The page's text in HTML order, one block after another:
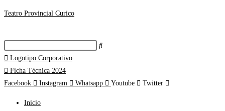
Teatro Provincial Curico
Logotipo Corporativo
Ficha Técnica 2024
Facebook
Instagram Whatsapp Youtube Twitter
Inicio